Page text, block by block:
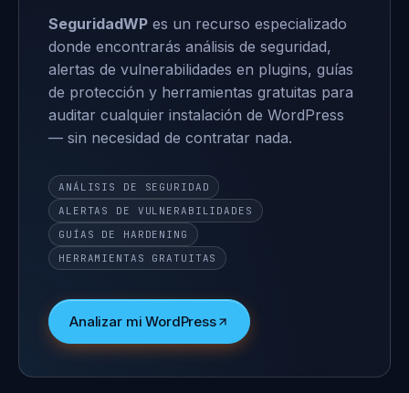
SeguridadWP es un recurso especializado
donde encontrarás análisis de seguridad,
alertas de vulnerabilidades en plugins, guías
de protección y herramientas gratuitas para
auditar cualquier instalación de WordPress
— sin necesidad de contratar nada.
ANÁLISIS DE SEGURIDAD
ALERTAS DE VULNERABILIDADES
GUÍAS DE HARDENING
HERRAMIENTAS GRATUITAS
Analizar mi WordPress